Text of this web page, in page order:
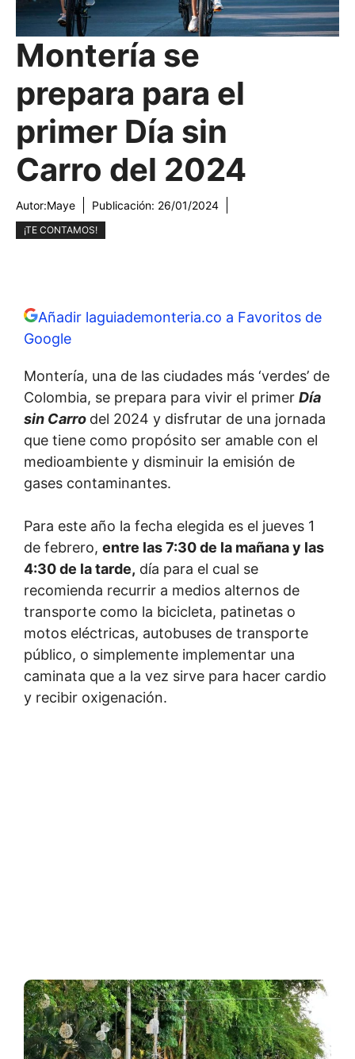
Montería se
prepara para el
primer Día sin
Carro del 2024
Autor:Maye Publicación: 26/01/2024
¡TE CONTAMOS!
Añadir laguiademonteria.co a Favoritos de
Google
Montería, una de las ciudades más ‘verdes’ de
Colombia, se prepara para vivir el primer Día
sin Carro del 2024 y disfrutar de una jornada
que tiene como propósito ser amable con el
medioambiente y disminuir la emisión de
gases contaminantes.
Para este año la fecha elegida es el jueves 1
de febrero, entre las 7:30 de la mañana y las
4:30 de la tarde, día para el cual se
recomienda recurrir a medios alternos de
transporte como la bicicleta, patinetas o
motos eléctricas, autobuses de transporte
público, o simplemente implementar una
caminata que a la vez sirve para hacer cardio
y recibir oxigenación.